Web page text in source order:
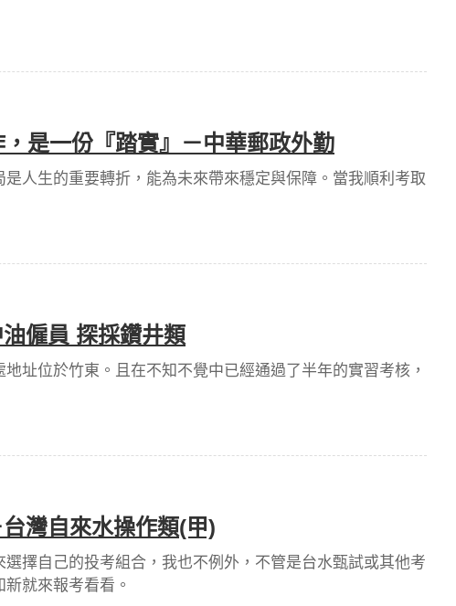
是一份『踏實』－中華郵政外勤
人生的重要轉折，能為未來帶來穩定與保障。當我順利考取
僱員 探採鑽井類
址位於竹東。且在不知不覺中已經通過了半年的實習考核，
灣自來水操作類(甲)
擇自己的投考組合，我也不例外，不管是台水甄試或其他考
就來報考看看。